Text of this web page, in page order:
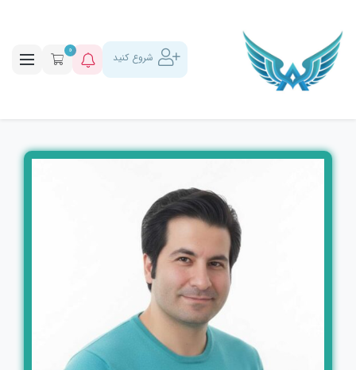
شروع کنید 0